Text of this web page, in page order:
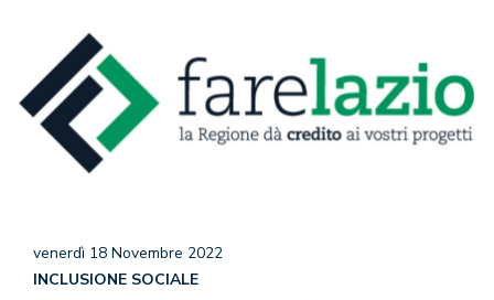
venerdì 18 Novembre 2022
INCLUSIONE SOCIALE